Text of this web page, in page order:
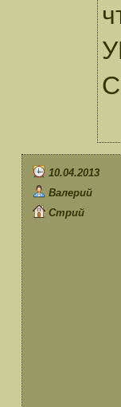
10.04.2013
Валерий
Стрий